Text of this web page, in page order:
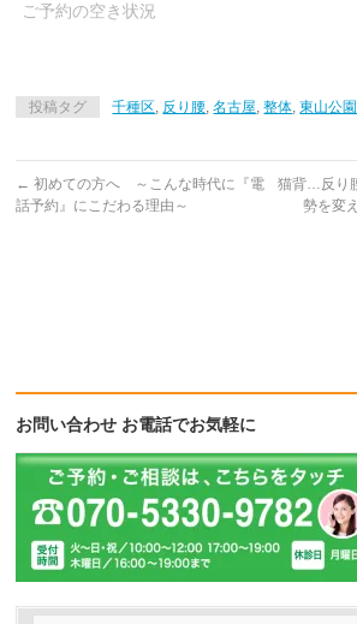
ご予約の空き状況
投稿タグ 千種区, 反り腰,名古屋,整体,東山公園
← 初めての方へ ～こんな時代に『電
話予約』にこだわる理由～
猫背…反り
勢を変
お問い合わせ お電話でお気軽に